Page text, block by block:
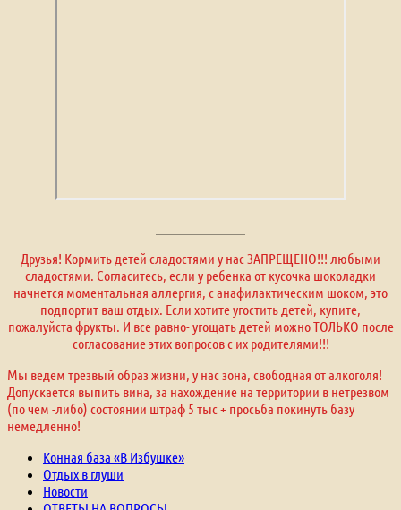
Друзья! Кормить детей сладостями у нас ЗАПРЕЩЕНО!!! любыми
сладостями. Согласитесь, если у ребенка от кусочка шоколадки
начнется моментальная аллергия, с анафилактическим шоком, это
подпортит ваш отдых. Если хотите угостить детей, купите,
пожалуйста фрукты. И все равно- угощать детей можно ТОЛЬКО после
согласование этих вопросов с их родителями!!!
Мы ведем трезвый образ жизни, у нас зона, свободная от алкоголя!
Допускается выпить вина, за нахождение на территории в нетрезвом
(по чем -либо) состоянии штраф 5 тыс + просьба покинуть базу
немедленно!
Конная база «В Избушке»
Отдых в глуши
Новости